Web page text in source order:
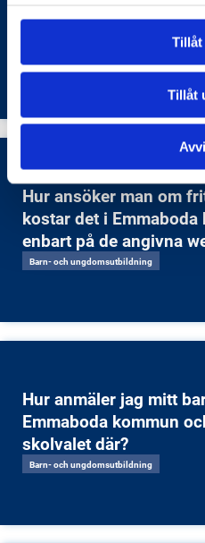
Tillåt
Tillåt
kommunen?
Hur ansöker man om
kostar det i
enbart på de angivna
Barn- och ungdomsutbildning
Hur anmäler jag mitt
Emmaboda kommun
skolvalet där?
Barn- och ungdomsutbildning